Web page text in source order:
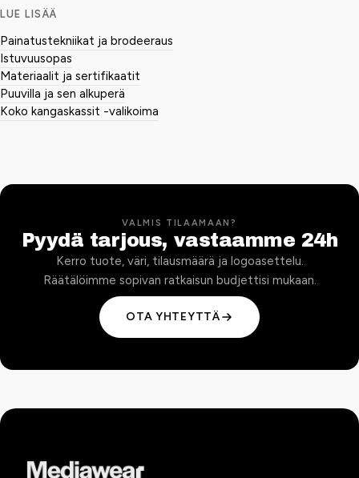
LUE LISÄÄ
Painatustekniikat ja brodeeraus
Istuvuusopas
Materiaalit ja sertifikaatit
Puuvilla ja sen alkuperä
Koko kangaskassit -valikoima
VALMIS TILAAMAAN?
Pyydä tarjous, vastaamme 24h
Kerro tuote, väri, tilausmäärä ja logoasettelu.
Räätälöimme sopivan ratkaisun budjettisi mukaan.
OTA YHTEYTTÄ